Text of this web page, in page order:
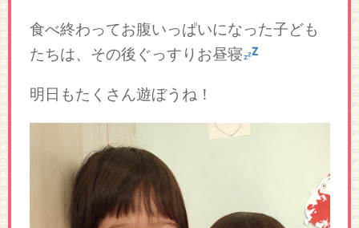
食べ終わってお腹いっぱいになった子ども
たちは、その後ぐっすりお昼寝
明日もたくさん遊ぼうね！